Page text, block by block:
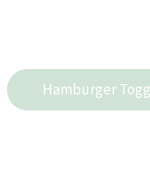
Hamburger